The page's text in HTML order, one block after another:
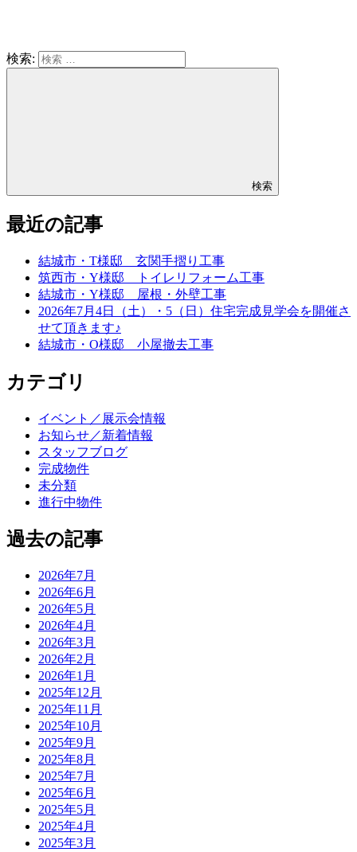
検索:
検索
最近の記事
結城市・T様邸 玄関手摺り工事
筑西市・Y様邸 トイレリフォーム工事
結城市・Y様邸 屋根・外壁工事
2026年7月4日（土）・5（日）住宅完成見学会を開催さ
せて頂きます♪
結城市・O様邸 小屋撤去工事
カテゴリ
イベント／展示会情報
お知らせ／新着情報
スタッフブログ
完成物件
未分類
進行中物件
過去の記事
2026年7月
2026年6月
2026年5月
2026年4月
2026年3月
2026年2月
2026年1月
2025年12月
2025年11月
2025年10月
2025年9月
2025年8月
2025年7月
2025年6月
2025年5月
2025年4月
2025年3月